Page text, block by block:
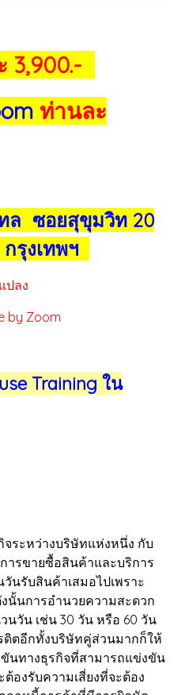
3,900.-
ท่านละ
ทล ซอยสุขุมวิท 20
รุงเทพฯ
ปลง
by Zoom
Training ใน
ะหว่างบริษัทแห่งหนึ่ง กับ
ารขายซื้อสินค้าและบริการ
นรับสินค้าเสมอไปเพราะ
นั้นการอำนวยความสะดวก
นวัน เช่น 30 วัน หรือ 60 วัน
ดิตอีกทั้งบริษัทคู่ส่วนมากก็ให้
ขันทางธุรกิจที่สามารถแข่งขัน
องรับความเสี่ยงที่จะต้อง